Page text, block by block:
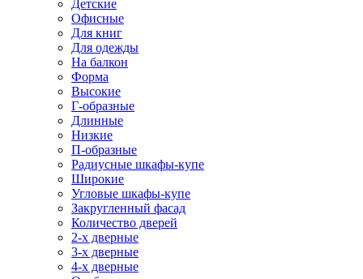
Детские
Офисные
Для книг
Для одежды
На балкон
Форма
Высокие
Г-образные
Длинные
Низкие
П-образные
Радиусные шкафы-купе
Широкие
Угловые шкафы-купе
Закругленный фасад
Количество дверей
2-х дверные
3-х дверные
4-х дверные